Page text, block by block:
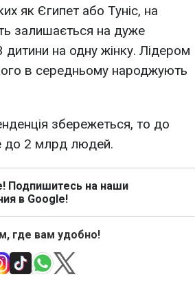
як Єгипет або Туніс, на
залишається на дуже
на одну жінку. Лідером
в середньому народжують
збережеться, то до
до 2 млрд людей.
Подпишитесь на наши
в Google!
где вам удобно!